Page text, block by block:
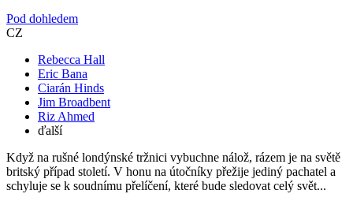
Pod dohledem
CZ
Rebecca Hall
Eric Bana
Ciarán Hinds
Jim Broadbent
Riz Ahmed
ďalší
Když na rušné londýnské tržnici vybuchne nálož, rázem je na světě
britský případ století. V honu na útočníky přežije jediný pachatel a
schyluje se k soudnímu přelíčení, které bude sledovat celý svět...